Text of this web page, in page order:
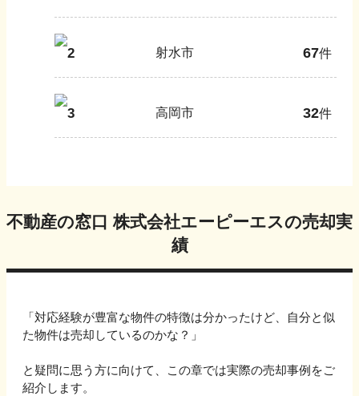
2 射水市 67件
3 高岡市 32件
不動産の窓口 株式会社エーピーエスの売却実
績
「対応経験が豊富な物件の特徴は分かったけど、自分と似
た物件は売却しているのかな？」
と疑問に思う方に向けて、この章では実際の売却事例をご
紹介します。